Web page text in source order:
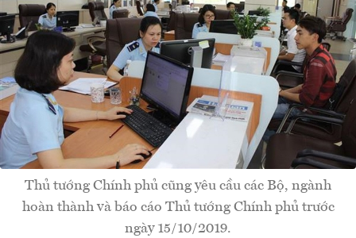
Thủ tướng Chính phủ cũng yêu cầu các Bộ, ngành
hoàn thành và báo cáo Thủ tướng Chính phủ trước
ngày 15/10/2019.